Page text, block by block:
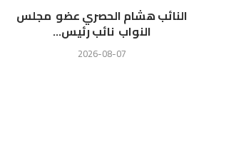
النائب هشام الحصري عضو مجلس
النواب نائب رئيس...
2026-08-07